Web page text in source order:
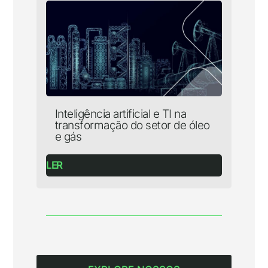
Inteligência artificial e TI na
transformação do setor de óleo
e gás
LER